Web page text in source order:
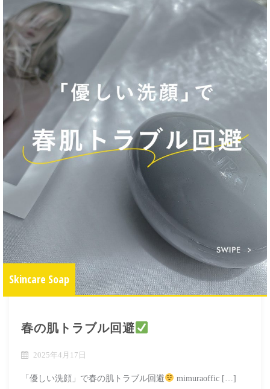
Skincare Soap
春の肌トラブル回避
2025年4月17日
「優しい洗顔」で春の肌トラブル回避 mimuraoffic […]